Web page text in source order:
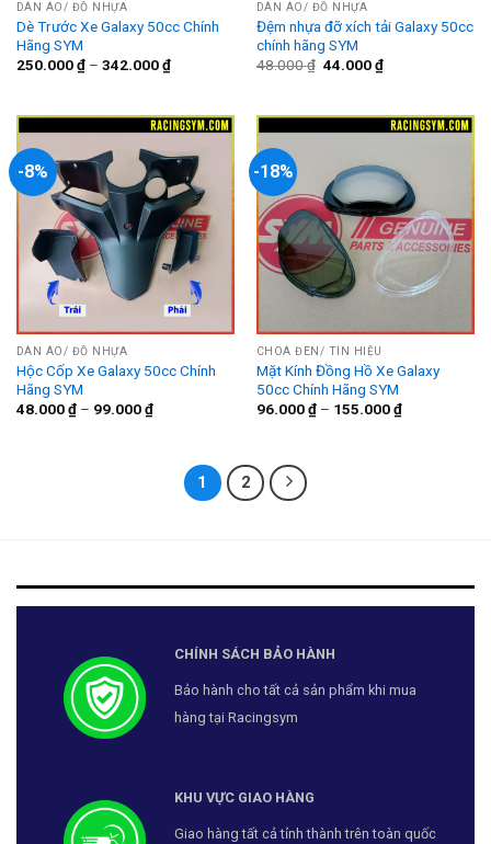
DÀN ÁO/ ĐỒ NHỰA
Dè Trước Xe Galaxy 50cc Chính
Hãng SYM
250.000₫– 342.000₫
DÀN ÁO/ ĐỒ NHỰA
Đệm nhựa đỡ xích tải Galaxy 50cc
chính hãng SYM
48.000₫ Giá
44.000₫Giá
hiện
44.000 ₫.
-8%
DÀN ÁO/ ĐỒ NHỰA
Hộc Cốp Xe Galaxy 50cc Chính
Hãng SYM
48.000₫– 99.000₫
-18%
CHOÁ ĐÈN/ TÍN HIỆU
Mặt Kính Đồng Hồ Xe Galaxy
50cc Chính Hãng SYM
96.000₫– 155.000₫
1 2
CHÍNH SÁCH BẢO HÀNH
Bảo hành cho tất cả sản phẩm khi mua
hàng tại Racingsym
KHU VỰC GIAO HÀNG
Giao hàng tất cả tỉnh thành trên toàn quốc